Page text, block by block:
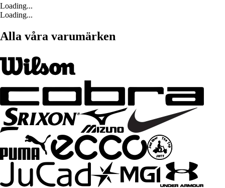
Loading...
Loading...
Alla våra varumärken